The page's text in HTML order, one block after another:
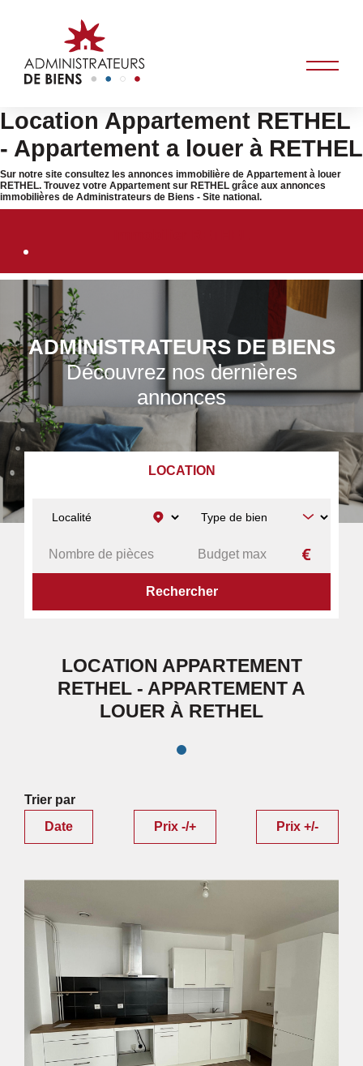
Location Appartement RETHEL
- Appartement a louer à RETHEL
Sur notre site consultez les annonces immobilière de Appartement à louer
RETHEL. Trouvez votre Appartement sur RETHEL grâce aux annonces
immobilières de Administrateurs de Biens - Site national.
ADMINISTRATEURS DE BIENS
Découvrez nos dernières
annonces
LOCATION
APPARTEMENT
LOCATION APPARTEMENT
RETHEL - APPARTEMENT A
LOUER À RETHEL
Trier par
Date
Prix -/+ Prix +/-